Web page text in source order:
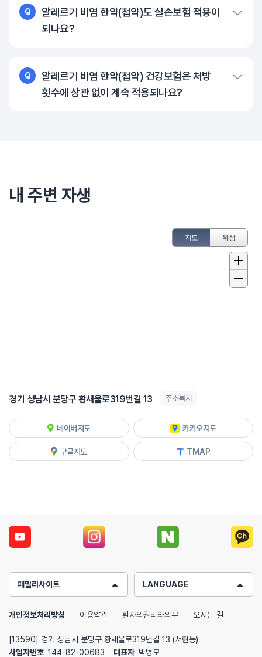
Q
알레르기 비염 한약(첩약)도 실손보험 적용이
되나요?
Q
알레르기 비염 한약(첩약) 건강보험은 처방
횟수에 상관 없이 계속 적용되나요?
내 주변 자생
지도 위성
경기 성남시 분당구 황새울로319번길 13 주소복사
네이버지도 카카오지도
구글지도 TMAP
패밀리사이트 LANGUAGE
개인정보처리방침 이용약관 환자의권리와의무 오시는 길
[13590] 경기 성남시 분당구 황새울로319번길 13 (서현동)
사업자번호 144-82-00683 대표자 박병모